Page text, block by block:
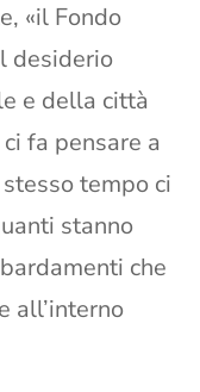
«il Fondo
desiderio
e della città
fa pensare a
tempo ci
stanno
che
all’interno